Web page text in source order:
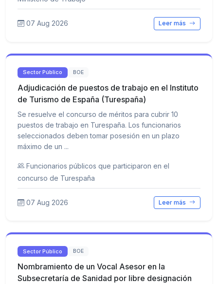
07 Aug 2026 Leer más
Sector Público BOE
Adjudicación de puestos de trabajo en el Instituto
de Turismo de España (Turespaña)
Se resuelve el concurso de méritos para cubrir 10
puestos de trabajo en Turespaña. Los funcionarios
seleccionados deben tomar posesión en un plazo
máximo de un ...
Funcionarios públicos que participaron en el
concurso de Turespaña
07 Aug 2026 Leer más
Sector Público BOE
Nombramiento de un Vocal Asesor en la
Subsecretaría de Sanidad por libre designación